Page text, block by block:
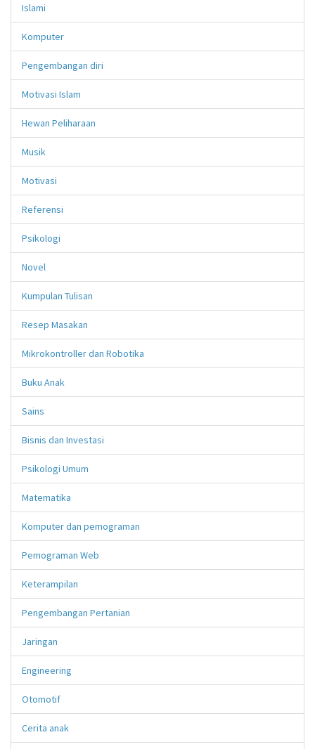
Islami
Komputer
Pengembangan diri
Motivasi Islam
Hewan Peliharaan
Musik
Motivasi
Referensi
Psikologi
Novel
Kumpulan Tulisan
Resep Masakan
Mikrokontroller dan Robotika
Buku Anak
Sains
Bisnis dan Investasi
Psikologi Umum
Matematika
Komputer dan pemograman
Pemograman Web
Keterampilan
Pengembangan Pertanian
Jaringan
Engineering
Otomotif
Cerita anak